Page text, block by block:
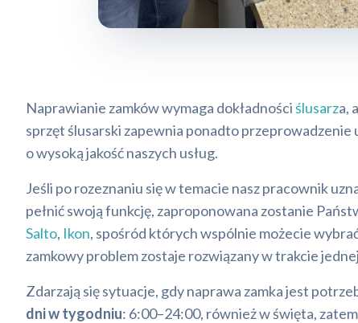
Naprawianie zamków wymaga dokładnościślusarza,
sprzęt ślusarski zapewnia ponadto przeprowadzenie
o wysoką jakość naszych usług.
Jeśli po rozeznaniu się w temacie nasz pracownik
pełnić swoją funkcję, zaproponowana zostanie
Salto, Ikon, spośród których wspólnie możecie
zamkowy problem zostaje rozwiązany w trakcie
Zdarzają się sytuacje, gdy naprawa zamka jest
dni w tygodniu: 6:00–24:00, również w święta,